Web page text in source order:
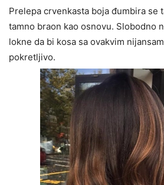
Prelepa crvenkasta boja đumbira se
tamno braon kao osnovu. Slobodno
lokne da bi kosa sa ovakvim
pokretljivo.